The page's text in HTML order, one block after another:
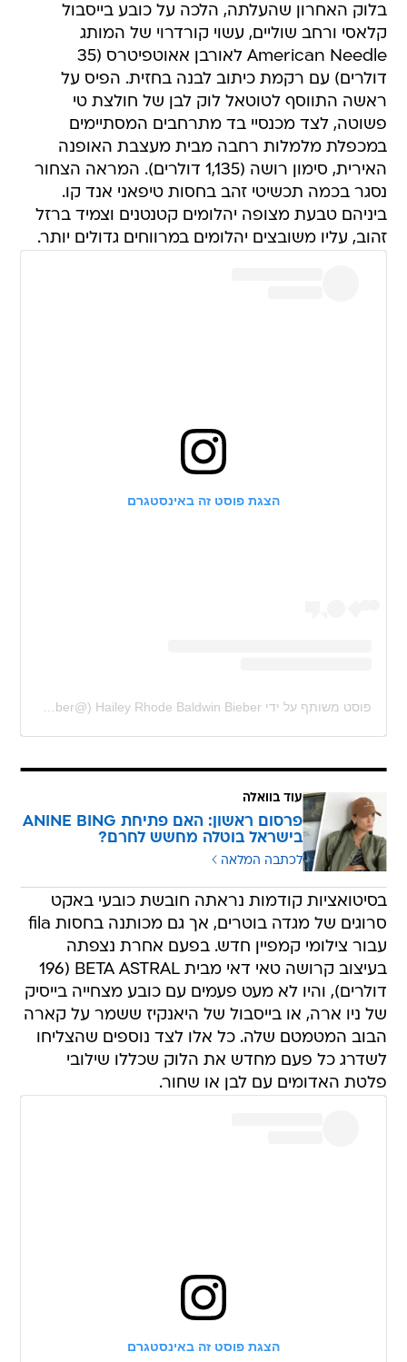
בלוק האחרון שהעלתה, הלכה על כובע בייסבול
קלאסי ורחב שוליים, עשוי קורדרוי של המותג
American Needle לאורבן אאוטפיטרס (35
דולרים) עם רקמת כיתוב לבנה בחזית. הפיס על
ראשה התווסף לטוטאל לוק לבן של חולצת טי
פשוטה, לצד מכנסיי בד מתרחבים המסתיימים
במכפלת מלמלות רחבה מבית מעצבת האופנה
האירית, סימון רושה (1,135 דולרים). המראה הצחור
נסגר בכמה תכשיטי זהב בחסות טיפאני אנד קו.
ביניהם טבעת מצופה יהלומים קטנטנים וצמיד ברזל
זהוב, עליו משובצים יהלומים במרווחים גדולים יותר.
הצגת פוסט זה באינסטגרם
פוסט משותף על ידי ‏‎Hailey Rhode Baldwin Bieber‎‏ (@‏‎haileybieber‎‏)
עוד בוואלה
פרסום ראשון: האם פתיחת ANINE BING
בישראל בוטלה מחשש לחרם?
לכתבה המלאה
בסיטואציות קודמות נראתה חובשת כובעי באקט
סרוגים של מגדה בוטרים, אך גם מכותנה בחסות fila
עבור צילומי קמפיין חדש. בפעם אחרת נצפתה
בעיצוב קרושה טאי דאי מבית BETA ASTRAL (196
דולרים), והיו לא מעט פעמים עם כובע מצחייה בייסיק
של ניו ארה, או בייסבול של היאנקיז ששמר על קארה
הבוב המטמטם שלה. כל אלו לצד נוספים שהצליחו
לשדרג כל פעם מחדש את הלוק שכללו שילובי
פלטת האדומים עם לבן או שחור.
הצגת פוסט זה באינסטגרם